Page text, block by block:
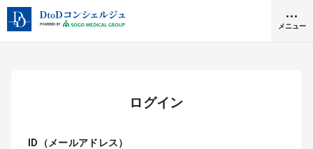
メニュー
ログイン
ID（メールアドレス）